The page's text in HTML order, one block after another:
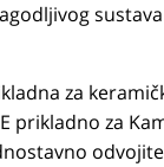
za
prikladno za